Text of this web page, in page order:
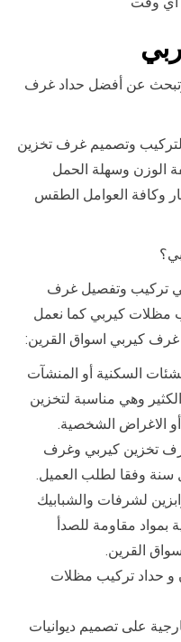
عن أفضل حداد غرف
لتركيب وتصميم غرف تخزين
الوزن وسهلة الحمل
وكافة العوامل الطقس
تركيب وتفصيل غرف
مظلات كيربي كما نعمل
غرف كيربي اسواق القرين:
السكنية أو المنشآت
وهي مناسبة لتخزين
الاغراض الشخصية.
تخزين كيربي وغرف
لشرفات والشبابيك
مقاومة للصدأ
القرين.
حداد تركيب مظلات
على تصميم ديوانيات